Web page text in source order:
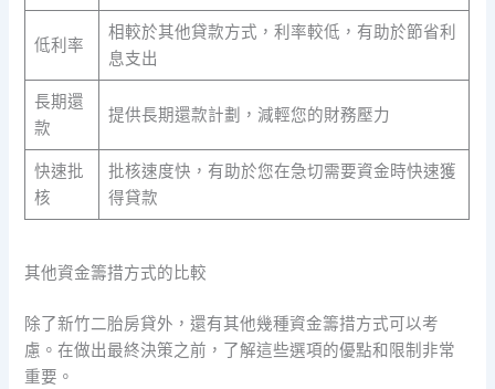
低利率
相較於其他貸款方式，利率較低，有助於節省利
息支出
長期還
款
提供長期還款計劃，減輕您的財務壓力
快速批
核
批核速度快，有助於您在急切需要資金時快速獲
得貸款
其他資金籌措方式的比較
除了新竹二胎房貸外，還有其他幾種資金籌措方式可以考
慮。在做出最終決策之前，了解這些選項的優點和限制非常
重要。